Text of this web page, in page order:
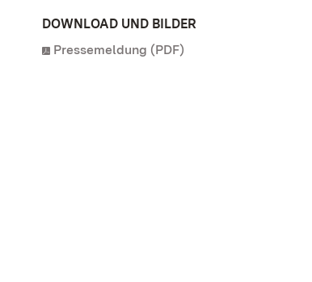
DOWNLOAD UND BILDER
Pressemeldung (PDF)